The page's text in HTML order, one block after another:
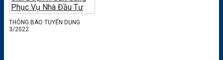
THÔNG BÁO TUYỂN DỤNG
3/2022